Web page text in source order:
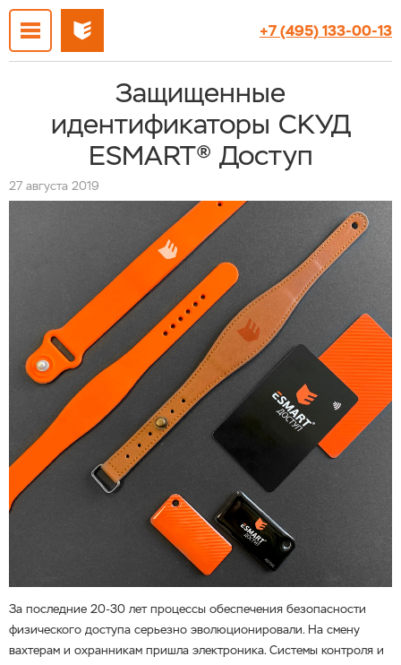
+7 (495) 133-00-13
Защищенные
идентификаторы СКУД
ESMART® Доступ
27 августа 2019
За последние 20-30 лет процессы обеспечения безопасности
физического доступа серьезно эволюционировали. На смену
вахтерам и охранникам пришла электроника. Системы контроля и